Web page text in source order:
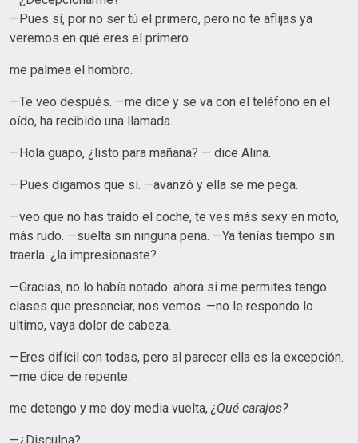
—Pues sí, por no ser tú el primero, pero no te aflijas ya
veremos en qué eres el primero.
me palmea el hombro.
—Te veo después. —me dice y se va con el teléfono en el
oído, ha recibido una llamada.
—Hola guapo, ¿listo para mañana? — dice Alina.
—Pues digamos que sí. —avanzó y ella se me pega.
—veo que no has traído el coche, te ves más sexy en moto,
más rudo. —suelta sin ninguna pena. —Ya tenías tiempo sin
traerla. ¿la impresionaste?
—Gracias, no lo había notado. ahora si me permites tengo
clases que presenciar, nos vemos. —no le respondo lo
ultimo, vaya dolor de cabeza.
—Eres difícil con todas, pero al parecer ella es la excepción.
—me dice de repente.
me detengo y me doy media vuelta, ¿Qué carajos?
—¿Disculpa?